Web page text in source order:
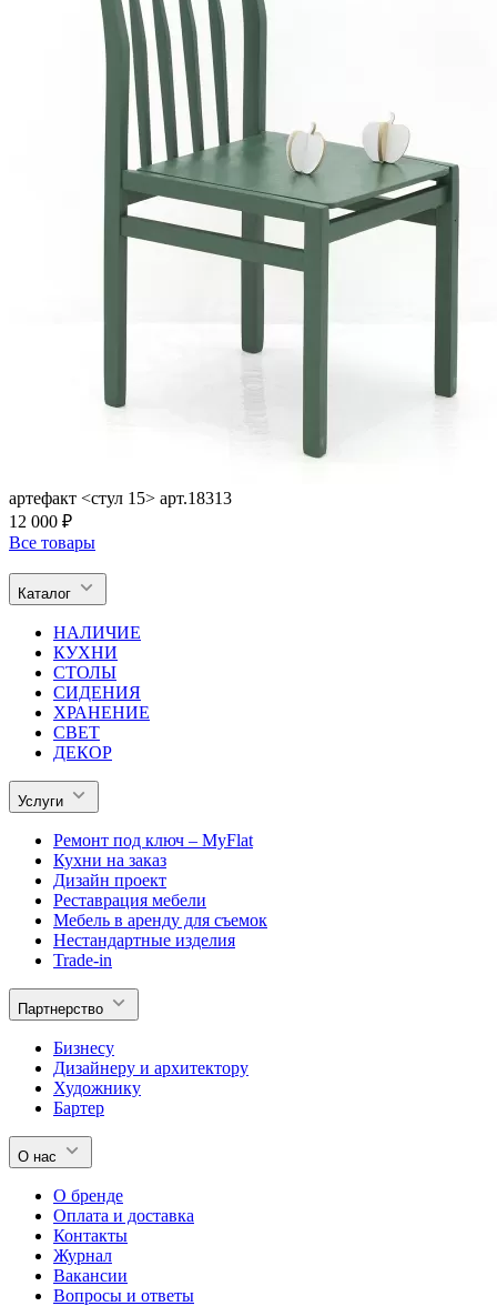
артефакт <стул 15> арт.18313
12 000 ₽
Все товары
Каталог
НАЛИЧИЕ
КУХНИ
СТОЛЫ
СИДЕНИЯ
ХРАНЕНИЕ
СВЕТ
ДЕКОР
Услуги
Ремонт под ключ – MyFlat
Кухни на заказ
Дизайн проект
Реставрация мебели
Мебель в аренду для съемок
Нестандартные изделия
Trade-in
Партнерство
Бизнесу
Дизайнеру и архитектору
Художнику
Бартер
О нас
О бренде
Оплата и доставка
Контакты
Журнал
Вакансии
Вопросы и ответы